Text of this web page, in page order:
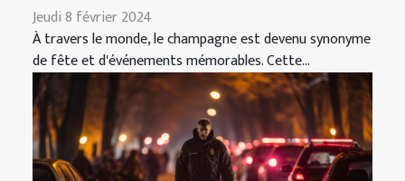
Jeudi 8 février 2024
À travers le monde, le champagne est devenu synonyme
de fête et d'événements mémorables. Cette...